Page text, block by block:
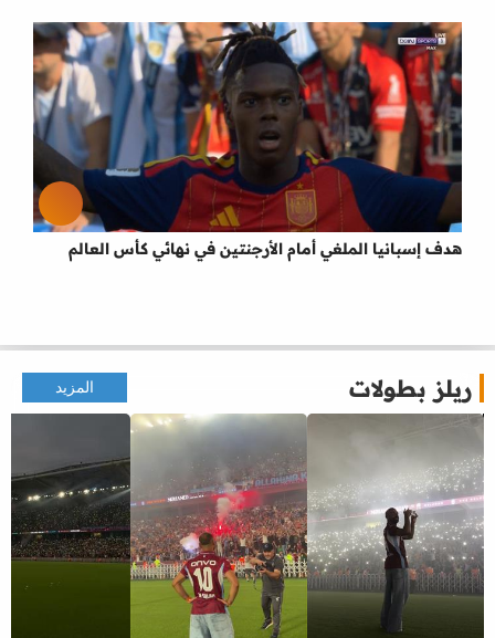
هدف إسبانيا الملغي أمام الأرجنتين في نهائي كأس العالم
ريلز بطولات المزيد